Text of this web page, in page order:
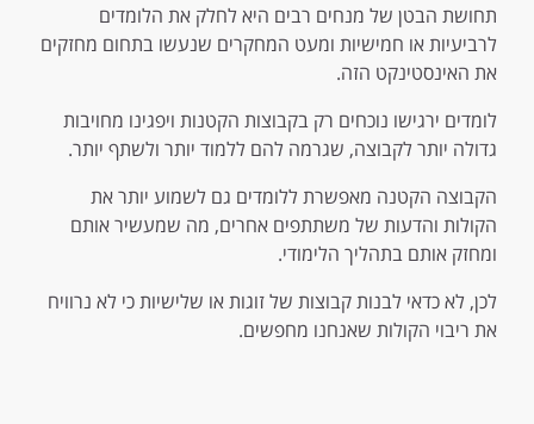
תחושת הבטן של מנחים רבים היא לחלק את הלומדים
לרביעיות או חמישיות ומעט המחקרים שנעשו בתחום מחזקים
את האינסטינקט הזה.
לומדים ירגישו נוכחים רק בקבוצות הקטנות ויפגינו מחויבות
גדולה יותר לקבוצה, שגרמה להם ללמוד יותר ולשתף יותר.
הקבוצה הקטנה מאפשרת ללומדים גם לשמוע יותר את
הקולות והדעות של משתתפים אחרים, מה שמעשיר אותם
ומחזק אותם בתהליך הלימודי.
לכן, לא כדאי לבנות קבוצות של זוגות או שלישיות כי לא נרוויח
את ריבוי הקולות שאנחנו מחפשים.